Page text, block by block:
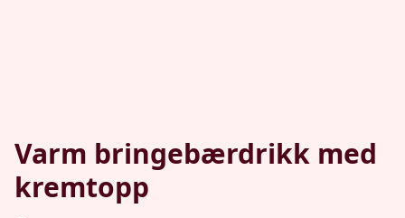
Varm bringebærdrikk med
kremtopp